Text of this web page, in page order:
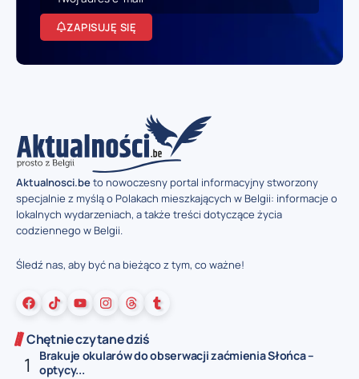
ZAPISUJĘ SIĘ
Aktualnosci.beto nowoczesny portal informacyjny stworzony
specjalnie z myślą o Polakach mieszkających w Belgii: informacje o
lokalnych wydarzeniach, a także treści dotyczące życia
codziennego w Belgii.
Śledź nas, aby być na bieżąco z tym, co ważne!
Chętnie czytane dziś
Brakuje okularów do obserwacji zaćmienia Słońca –
optycy...